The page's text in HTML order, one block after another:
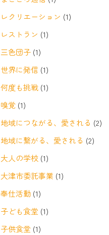
レクリエーション (1)
レストラン (1)
三色団子 (1)
世界に発信 (1)
何度も挑戦 (1)
嗅覚 (1)
地域につながる、愛される (2)
地域に繋がる、愛される (2)
大人の学校 (1)
大津市委託事業 (1)
奉仕活動 (1)
子ども食堂 (1)
子供食堂 (1)